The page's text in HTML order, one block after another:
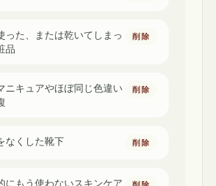
った、または乾いてしまっ
品
削除
ニキュアやほぼ同じ色違い
削除
なくした靴下 削除
にもう使わないスキンケア